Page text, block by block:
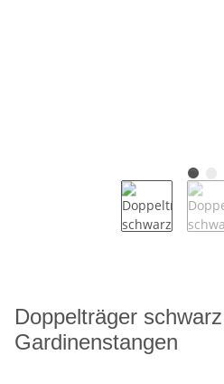
Doppelträger
Gardinenstangen